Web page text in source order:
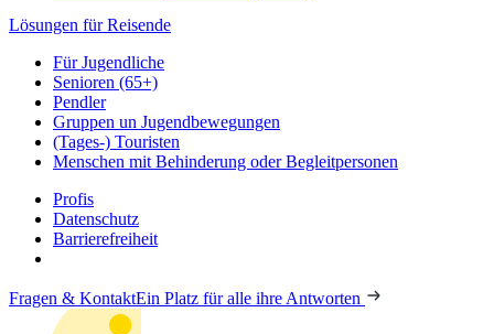
Lösungen für Reisende
Für Jugendliche
Senioren (65+)
Pendler
Gruppen un Jugendbewegungen
(Tages-) Touristen
Menschen mit Behinderung oder Begleitpersonen
Profis
Datenschutz
Barrierefreiheit
Fragen & KontaktEin Platz für alle ihre Antworten